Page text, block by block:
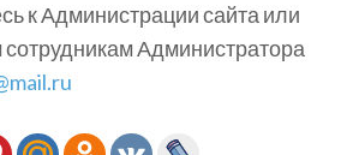
к Администрации сайта или
Администратора